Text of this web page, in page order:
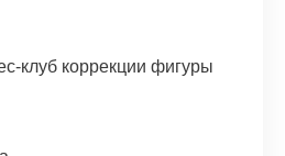
клуб коррекции фигуры